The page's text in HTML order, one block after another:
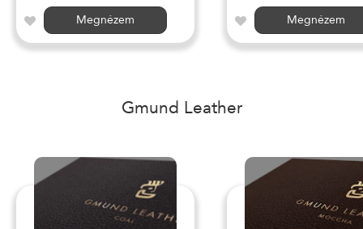
Megnézem
Megnézem
Gmund Leather